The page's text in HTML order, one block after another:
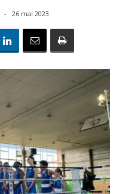
- 26 mai 2023